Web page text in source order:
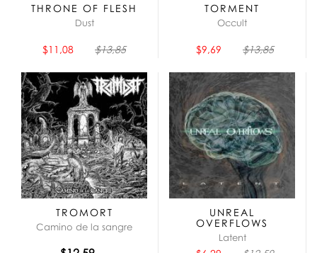
THRONE OF FLESH
Dust
$11,08 $13,85
TORMENT
Occult
$9,69 $13,85
TROMORT
Camino de la sangre
UNREAL
OVERFLOWS
Latent